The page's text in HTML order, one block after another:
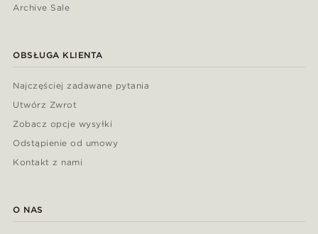
Archive Sale
OBSŁUGA KLIENTA
Najczęściej zadawane pytania
Utwórz Zwrot
Zobacz opcje wysyłki
Odstąpienie od umowy
Kontakt z nami
O NAS